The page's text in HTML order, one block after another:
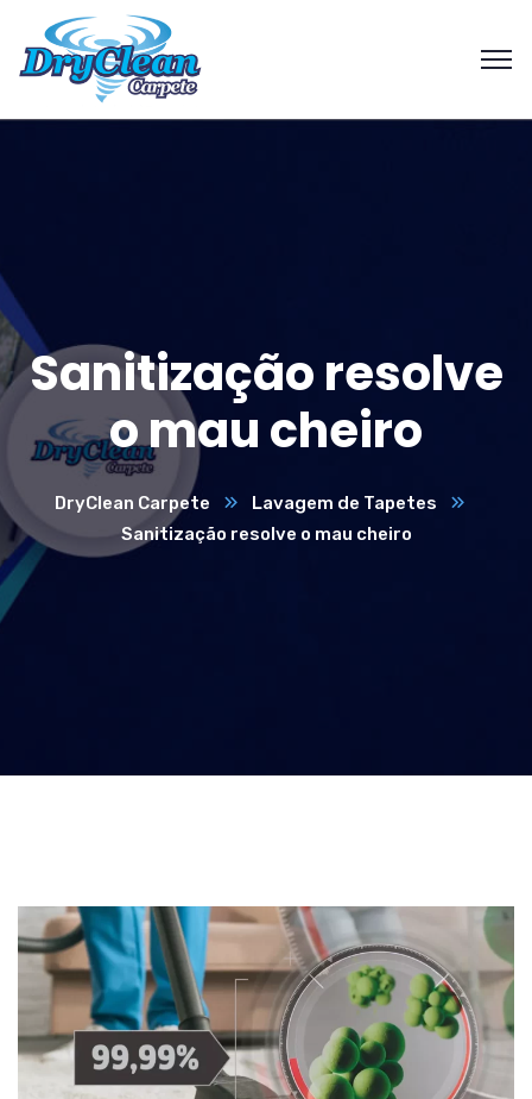
Sanitização resolve
o mau cheiro
DryClean Carpete
Lavagem de Tapetes
Sanitização resolve o mau cheiro